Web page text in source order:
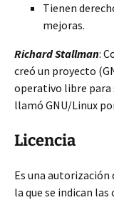
Tienen
mejoras.
Richard Stallman:
creó un proyecto
operativo libre para
llamó GNU/Linux
Licencia
Es una
la que se indican